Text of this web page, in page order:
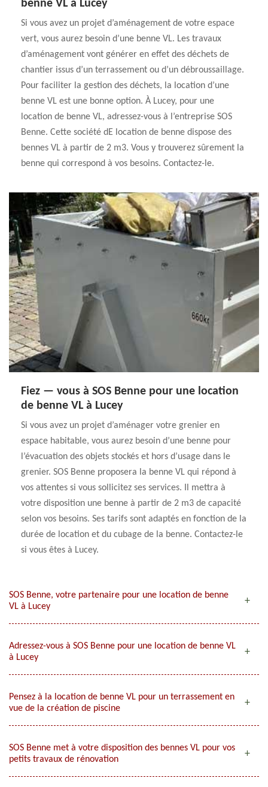
benne VL à Lucey
Si vous avez un projet d’aménagement de votre espace
vert, vous aurez besoin d’une benne VL. Les travaux
d’aménagement vont générer en effet des déchets de
chantier issus d’un terrassement ou d’un débroussaillage.
Pour faciliter la gestion des déchets, la location d’une
benne VL est une bonne option. À Lucey, pour une
location de benne VL, adressez-vous à l’entreprise SOS
Benne. Cette société dE location de benne dispose des
bennes VL à partir de 2 m3. Vous y trouverez sûrement la
benne qui correspond à vos besoins. Contactez-le.
Fiez — vous à SOS Benne pour une location
de benne VL à Lucey
Si vous avez un projet d’aménager votre grenier en
espace habitable, vous aurez besoin d’une benne pour
l’évacuation des objets stockés et hors d’usage dans le
grenier. SOS Benne proposera la benne VL qui répond à
vos attentes si vous sollicitez ses services. Il mettra à
votre disposition une benne à partir de 2 m3 de capacité
selon vos besoins. Ses tarifs sont adaptés en fonction de la
durée de location et du cubage de la benne. Contactez-le
si vous êtes à Lucey.
SOS Benne, votre partenaire pour une location de benne
VL à Lucey
Adressez-vous à SOS Benne pour une location de benne VL
à Lucey
Pensez à la location de benne VL pour un terrassement en
vue de la création de piscine
SOS Benne met à votre disposition des bennes VL pour vos
petits travaux de rénovation